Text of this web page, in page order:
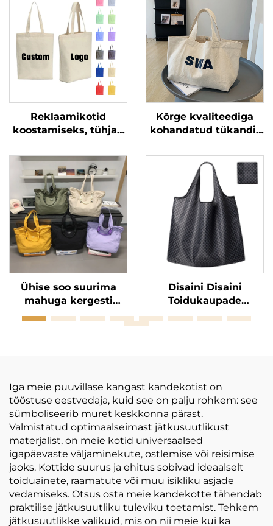
Reklaamikotid
koostamiseks, tühjad
korduskasutatavad
ostukotid puuvillast,
käsikotid koos
kohandatud trükitud
logodega
Kõrge kvaliteediga
kohandatud tükandit
puuvillakotid,
korduskasutatavad
ostukotid, valged
Ühise soo suurima
mahuga kergesti
kanduv ostukott,
Disaini Disaini
Toidukaupade
Keskkonnateadlik
Logoga
Iga meie puuvillase kangast kandekotist on
tööstuse eestvedaja, kuid see on palju rohkem: see
sümboliseerib muret keskkonna pärast.
Valmistatud optimaalseimast jätkusuutlikust
materjalist, on meie kotid universaalsed
igapäevaste väljaminekute, ostlemise või reisimise
jaoks. Kottide suurus ja ehitus sobivad ideaalselt
toiduainete, raamatute või muu isikliku asjade
vedamiseks. Otsus osta meie kandekotte tähendab
praktilise jätkusuutliku tuleviku toetamist. Tehkem
jätkusuutlikke valikuid, mis on nii meie kui ka